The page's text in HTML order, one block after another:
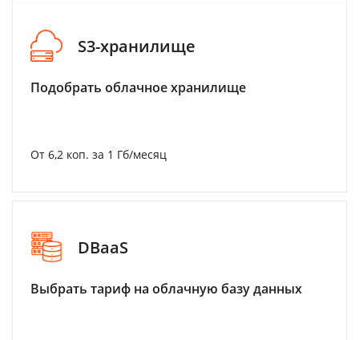
S3-хранилище
Подобрать облачное хранилище
От 6,2 коп. за 1 Гб/месяц
DBaaS
Выбрать тариф на облачную базу данных